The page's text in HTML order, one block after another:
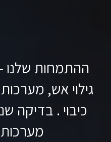
ההתמחות
גילוי אש, מערכות
כיבוי . בדיקה
מערכות